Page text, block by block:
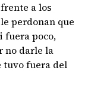
a los
perdonan que
fuera poco,
no darle la
tuvo fuera del